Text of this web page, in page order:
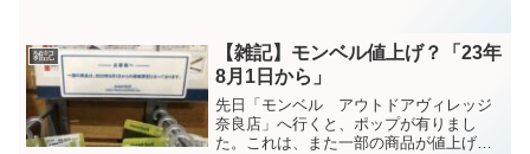
ると、浸水してくる。そうなるとザック
の中に、水が溜まりとても...
雑記
【雑記】モンベル値上げ？「23年
8月1日から」
先日「モンベル アウトドアヴィレッジ
奈良店」へ行くと、ポップが有りまし
た。これは、また一部の商品が値上げっ